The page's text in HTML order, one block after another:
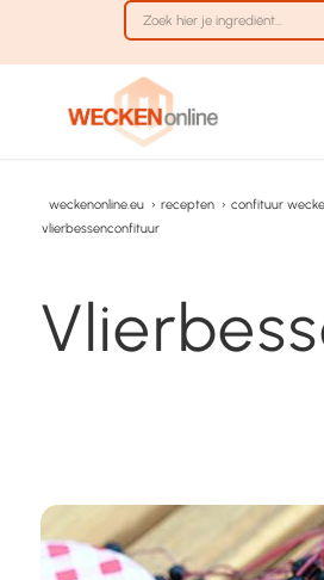
weckenonline.eu › recepten › confituur
vlierbessenconfituur